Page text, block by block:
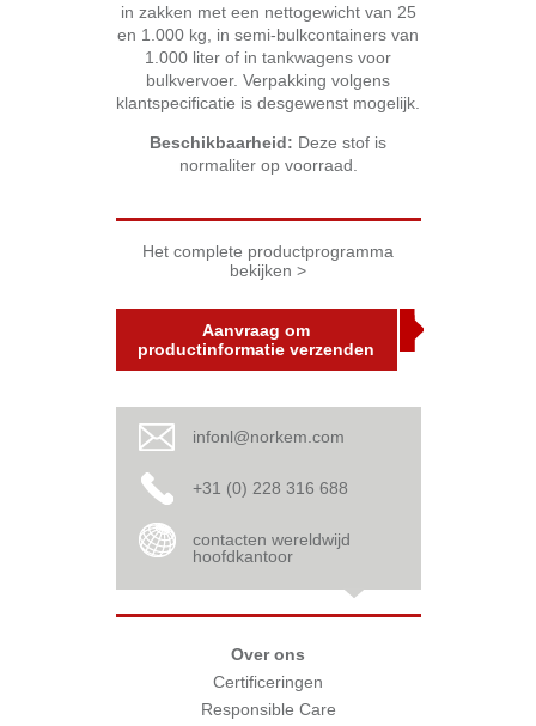
in zakken met een nettogewicht van 25
en 1.000 kg, in semi-bulkcontainers van
1.000 liter of in tankwagens voor
bulkvervoer. Verpakking volgens
klantspecificatie is desgewenst mogelijk.
Beschikbaarheid: Deze stof is
normaliter op voorraad.
Het complete productprogramma
bekijken >
Aanvraag om
productinformatie verzenden
infonl@norkem.com
+31 (0) 228 316 688
contacten wereldwijd
hoofdkantoor
Over ons
Certificeringen
Responsible Care